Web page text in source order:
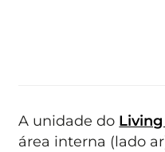
A unidade do
área interna (lado